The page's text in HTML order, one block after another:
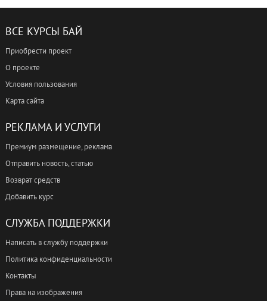
ВСЕ КУРСЫ БАЙ
Приобрести проект
О проекте
Условия пользования
Карта сайта
РЕКЛАМА И УСЛУГИ
Премиум размещение, реклама
Отправить новость, статью
Возврат средств
Добавить курс
СЛУЖБА ПОДДЕРЖКИ
Написать в службу поддержки
Политика конфиденциальности
Контакты
Права на изображения